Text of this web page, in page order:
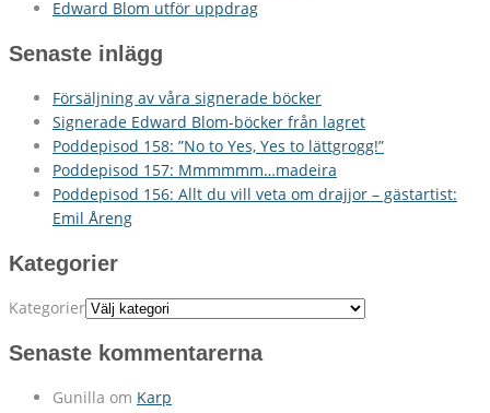
Edward Blom utför uppdrag
Senaste inlägg
Försäljning av våra signerade böcker
Signerade Edward Blom-böcker från lagret
Poddepisod 158: ”No to Yes, Yes to lättgrogg!”
Poddepisod 157: Mmmmmm…madeira
Poddepisod 156: Allt du vill veta om drajjor – gästartist:
Emil Åreng
Kategorier
Kategorier
Senaste kommentarerna
Gunilla om Karp